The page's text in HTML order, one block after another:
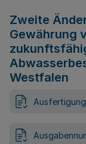
Zweite
Gewährung
Westfalen